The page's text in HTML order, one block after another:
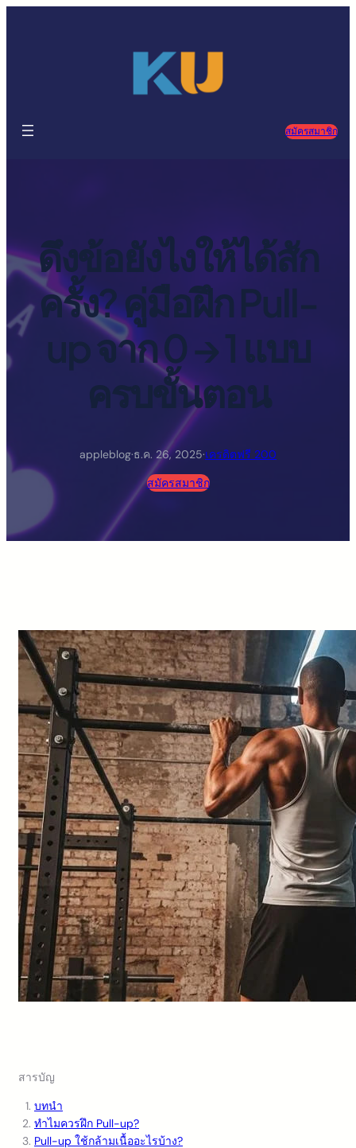
สมัครสมาชิก
ดึงข้อยังไงให้ได้สัก
ครั้ง? คู่มือฝึก Pull-
up จาก 0 → 1 แบบ
ครบขั้นตอน
appleblog·ธ.ค. 26, 2025·เครดิตฟรี 200
สมัครสมาชิก
สารบัญ
บทนำ
ทำไมควรฝึก Pull-up?
Pull-up ใช้กล้ามเนื้ออะไรบ้าง?